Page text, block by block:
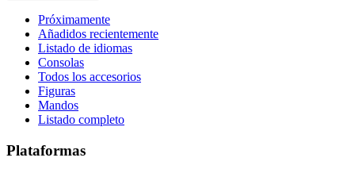
Próximamente
Añadidos recientemente
Listado de idiomas
Consolas
Todos los accesorios
Figuras
Mandos
Listado completo
Plataformas